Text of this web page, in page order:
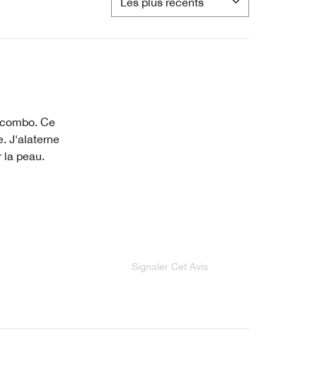
Ce
J'alaterne
la peau.
Signaler Cet Avis